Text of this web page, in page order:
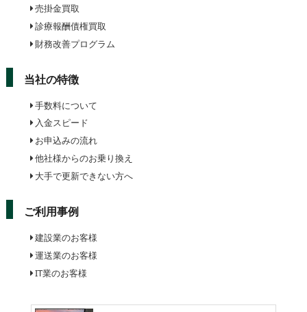
売掛金買取
診療報酬債権買取
財務改善プログラム
当社の特徴
手数料について
入金スピード
お申込みの流れ
他社様からのお乗り換え
大手で更新できない方へ
ご利用事例
建設業のお客様
運送業のお客様
IT業のお客様